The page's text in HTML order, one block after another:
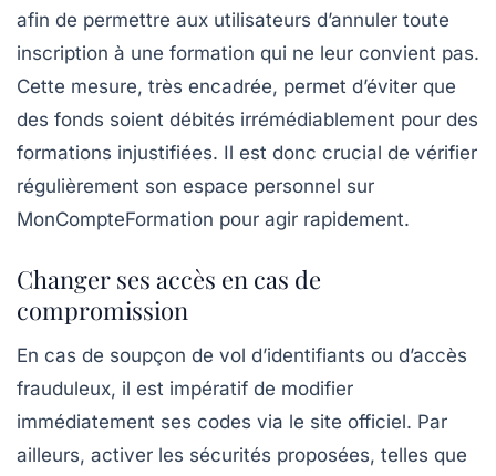
afin de permettre aux utilisateurs d’annuler toute
inscription à une formation qui ne leur convient pas.
Cette mesure, très encadrée, permet d’éviter que
des fonds soient débités irrémédiablement pour des
formations injustifiées. Il est donc crucial de vérifier
régulièrement son espace personnel sur
MonCompteFormation pour agir rapidement.
Changer ses accès en cas de
compromission
En cas de soupçon de vol d’identifiants ou d’accès
frauduleux, il est impératif de modifier
immédiatement ses codes via le site officiel. Par
ailleurs, activer les sécurités proposées, telles que